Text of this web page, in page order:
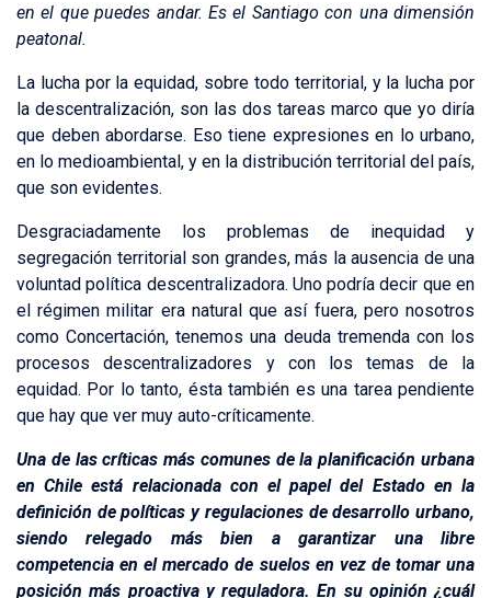
en el que puedes andar. Es el Santiago con una dimensión
peatonal.
La lucha por la equidad, sobre todo territorial, y la lucha por
la descentralización, son las dos tareas marco que yo diría
que deben abordarse. Eso tiene expresiones en lo urbano,
en lo medioambiental, y en la distribución territorial del país,
que son evidentes.
Desgraciadamente los problemas de inequidad y
segregación territorial son grandes, más la ausencia de una
voluntad política descentralizadora. Uno podría decir que en
el régimen militar era natural que así fuera, pero nosotros
como Concertación, tenemos una deuda tremenda con los
procesos descentralizadores y con los temas de la
equidad. Por lo tanto, ésta también es una tarea pendiente
que hay que ver muy auto-críticamente.
Una de las críticas más comunes de la planificación urbana
en Chile está relacionada con el papel del Estado en la
definición de políticas y regulaciones de desarrollo urbano,
siendo relegado más bien a garantizar una libre
competencia en el mercado de suelos en vez de tomar una
posición más proactiva y reguladora. En su opinión ¿cuál